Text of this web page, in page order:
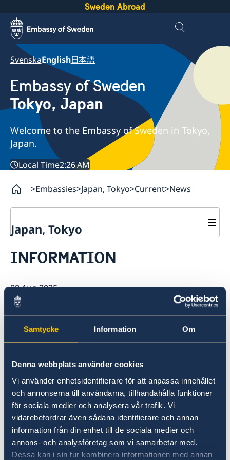
Samtycke Information Om
Denna webbplats använder cookies
Vi använder enhetsidentifierare för att anpassa innehållet
och annonserna till användarna, tillhandahålla funktioner
för sociala medier och analysera vår trafik. Vi
vidarebefordrar även sådana identifierare och annan
information från din enhet till de sociala medier och
annons- och analysföretag som vi samarbetar med.
Dessa kan i sin tur kombinera informationen med annan
Sweden Abroad
SvenskaEnglish日本語
Embassy of Sweden
Tokyo, Japan
Welcome to the Embassy of Sweden in Tokyo,
Japan.
Local Time2:26 AM
Embassies Japan, Tokyo Current News
Japan, Tokyo
About us
Embassy Staff
Office of Science and Innovation
Team Sweden Japan
Commercial & Investment Office – Business Sweden
The Embassy Building
Calendar
Passport
Application to the Embassy of Sweden in Tokyo for
INFORMATION
08 Aug 2025
The Swedish Honorary Consulates will
be closed during the Obon period as
follows:
Kobe: 9 - 17 Aug
Fukuoka: 9 - 17 Aug